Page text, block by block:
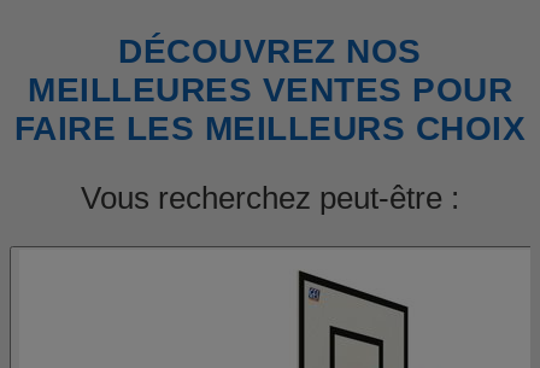
DÉCOUVREZ NOS
MEILLEURES VENTES POUR
FAIRE LES MEILLEURS CHOIX
Vous recherchez peut-être :